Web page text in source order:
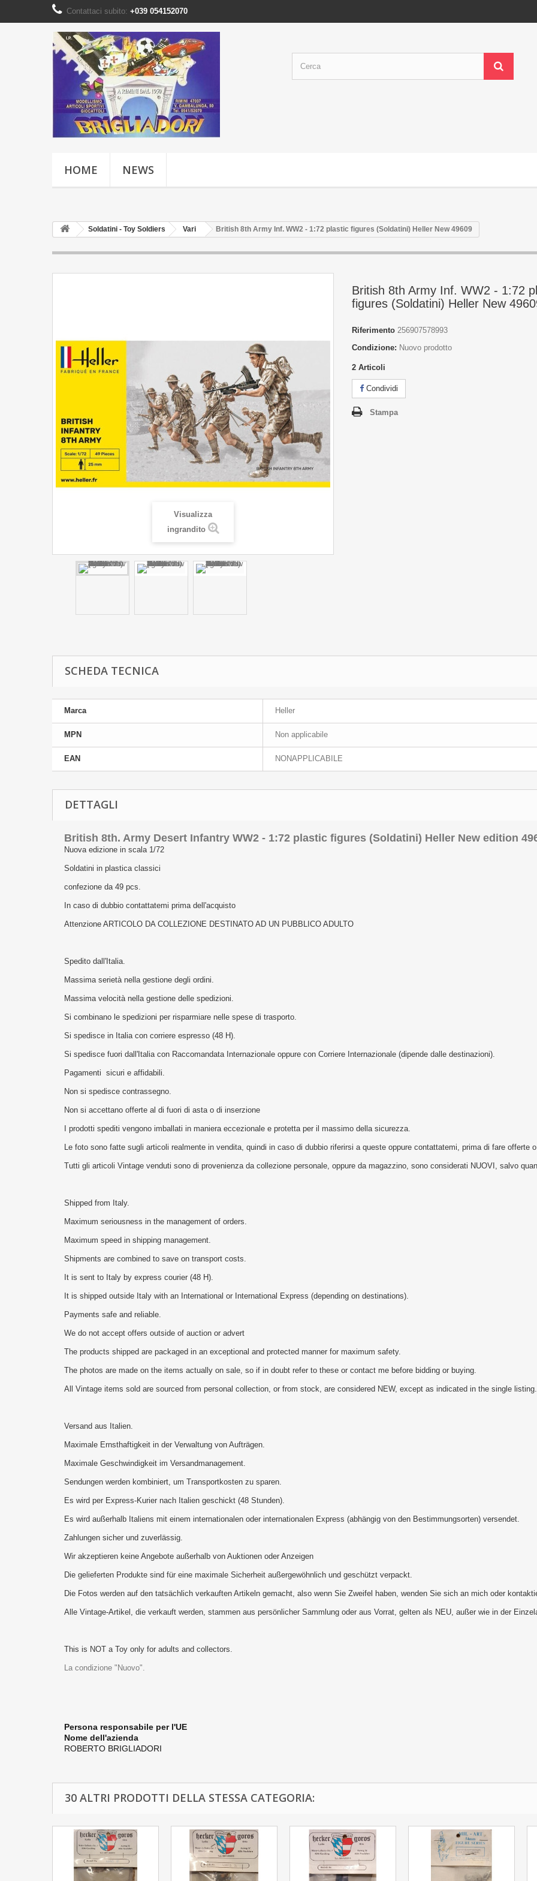
Contattaci subito: +039 054152070
HOME NEWS
Soldatini - Toy Soldiers Vari British 8th Army Inf. WW2 - 1:72 plastic figures (Soldatini) Heller New 49609
Visualizza
ingrandito
British 8th Army Inf. WW2 - 1:72
figures (Soldatini) Heller New
Riferimento 256907578993
Condizione: Nuovo prodotto
2 Articoli
Condividi
Stampa
SCHEDA TECNICA
Marca Heller
MPN Non applicabile
EAN NONAPPLICABILE
DETTAGLI
British 8th. Army Desert Infantry WW2 - 1:72 plastic figures (Soldatini) Heller New edition
Nuova edizione in scala 1/72
Soldatini in plastica classici
confezione da 49 pcs.
In caso di dubbio contattatemi prima dell'acquisto
Attenzione ARTICOLO DA COLLEZIONE DESTINATO AD UN PUBBLICO ADULTO
Spedito dall'Italia.
Massima serietà nella gestione degli ordini.
Massima velocità nella gestione delle spedizioni.
Si combinano le spedizioni per risparmiare nelle spese di trasporto.
Si spedisce in Italia con corriere espresso (48 H).
Si spedisce fuori dall'Italia con Raccomandata Internazionale oppure con Corriere Internazionale (dipende dalle destinazioni).
Pagamenti sicuri e affidabili.
Non si spedisce contrassegno.
Non si accettano offerte al di fuori di asta o di inserzione
I prodotti spediti vengono imballati in maniera eccezionale e protetta per il massimo della sicurezza.
Le foto sono fatte sugli articoli realmente in vendita, quindi in caso di dubbio riferirsi a queste oppure contattatemi, prima di fare offerte
Tutti gli articoli Vintage venduti sono di provenienza da collezione personale, oppure da magazzino, sono considerati NUOVI, salvo
Shipped from Italy.
Maximum seriousness in the management of orders.
Maximum speed in shipping management.
Shipments are combined to save on transport costs.
It is sent to Italy by express courier (48 H).
It is shipped outside Italy with an International or International Express (depending on destinations).
Payments safe and reliable.
We do not accept offers outside of auction or advert
The products shipped are packaged in an exceptional and protected manner for maximum safety.
The photos are made on the items actually on sale, so if in doubt refer to these or contact me before bidding or buying.
All Vintage items sold are sourced from personal collection, or from stock, are considered NEW, except as indicated in the single listing.
Versand aus Italien.
Maximale Ernsthaftigkeit in der Verwaltung von Aufträgen.
Maximale Geschwindigkeit im Versandmanagement.
Sendungen werden kombiniert, um Transportkosten zu sparen.
Es wird per Express-Kurier nach Italien geschickt (48 Stunden).
Es wird außerhalb Italiens mit einem internationalen oder internationalen Express (abhängig von den Bestimmungsorten) versendet.
Zahlungen sicher und zuverlässig.
Wir akzeptieren keine Angebote außerhalb von Auktionen oder Anzeigen
Die gelieferten Produkte sind für eine maximale Sicherheit außergewöhnlich und geschützt verpackt.
Die Fotos werden auf den tatsächlich verkauften Artikeln gemacht, also wenn Sie Zweifel haben, wenden Sie sich an mich oder
Alle Vintage-Artikel, die verkauft werden, stammen aus persönlicher Sammlung oder aus Vorrat, gelten als NEU, außer wie in der
This is NOT a Toy only for adults and collectors.
La condizione "Nuovo".
Persona responsabile per l'UE
Nome dell'azienda
ROBERTO BRIGLIADORI
30 ALTRI PRODOTTI DELLA STESSA CATEGORIA: